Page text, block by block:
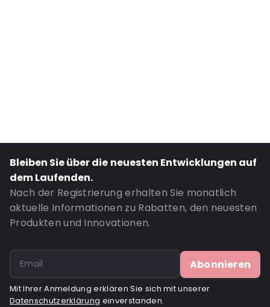
Bleiben Sie über die neuesten Entwicklungen auf
dem Laufenden.
Nach der Registrierung erhalten Sie monatlich
aktuelle Informationen zu Rabatten, den neuesten
Produkten und Innovationen.
Abonnieren
Mit Ihrer Anmeldung erklären Sie sich mit unserer
Datenschutzerklärung einverstanden.